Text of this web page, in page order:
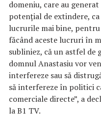
domeniu, care au
potenţial de extindere, ca
lucrurile mai bine,
făcând aceste lucruri în
subliniez, că un astfel de
domnul Anastasiu vor
interfereze sau să
să interfereze în politici
comerciale directe”, a
la B1 TV.